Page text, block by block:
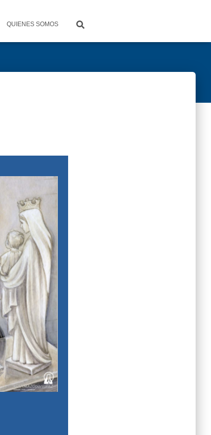
QUIENES SOMOS